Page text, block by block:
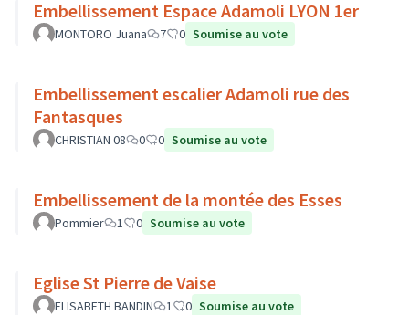
Embellissement Espace Adamoli LYON 1er
MONTORO Juana 7 0 Soumise au vote
Embellissement escalier Adamoli rue des
Fantasques
CHRISTIAN 08 0 0 Soumise au vote
Embellissement de la montée des Esses
Pommier 1 0 Soumise au vote
Eglise St Pierre de Vaise
ELISABETH BANDIN 1 0 Soumise au vote